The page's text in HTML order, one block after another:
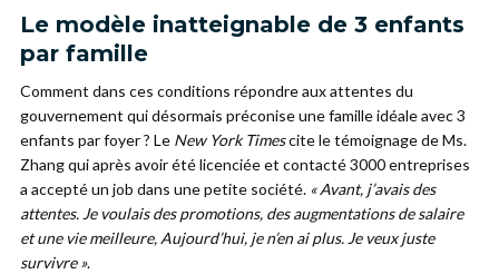
Le modèle inatteignable de 3 enfants
par famille
Comment dans ces conditions répondre aux attentes du
gouvernement qui désormais préconise une famille idéale avec 3
enfants par foyer ? Le New York Timescite le témoignage de Ms.
Zhang qui après avoir été licenciée et contacté 3000 entreprises
a accepté un job dans une petite société. « Avant, j’avais des
attentes. Je voulais des promotions, des augmentations de salaire
et une vie meilleure, Aujourd’hui, je n’en ai plus. Je veux juste
survivre ».